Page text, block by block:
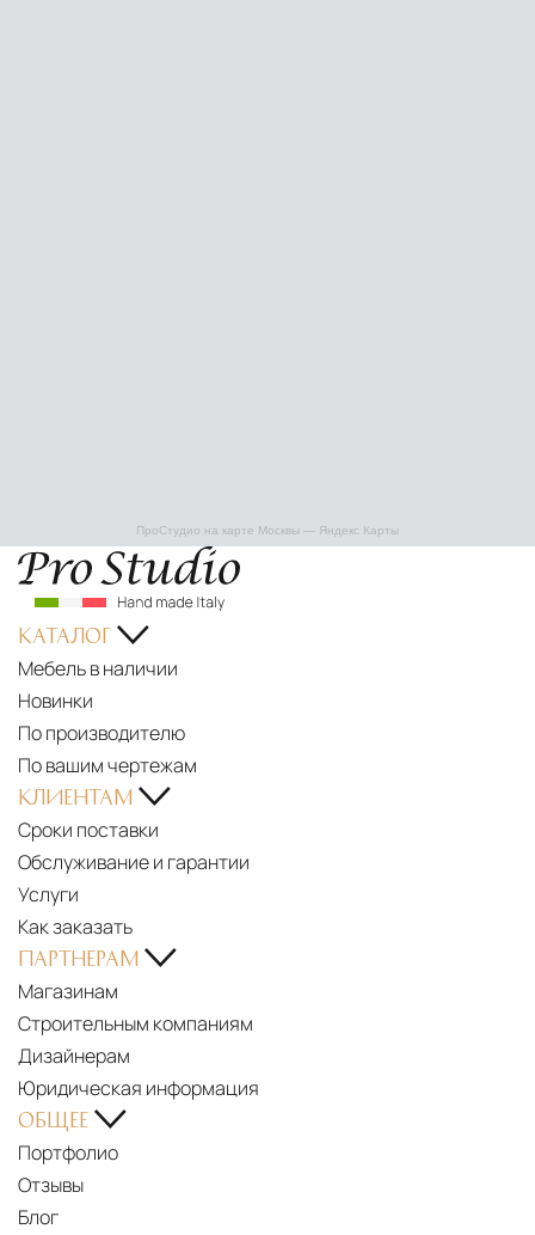
ПроСтудио на карте Москвы — Яндекс Карты
КАТАЛОГ
Мебель в наличии
Новинки
По производителю
По вашим чертежам
КЛИЕНТАМ
Сроки поставки
Обслуживание и гарантии
Услуги
Как заказать
ПАРТНЕРАМ
Магазинам
Строительным компаниям
Дизайнерам
Юридическая информация
ОБЩЕЕ
Портфолио
Отзывы
Блог